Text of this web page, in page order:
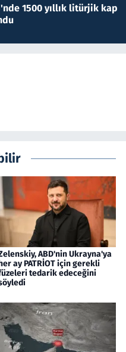
1500 yıllık litürjik kap
ABD'nin Ukrayna'ya
ay PATRİOT için gerekli
tedarik edeceğini